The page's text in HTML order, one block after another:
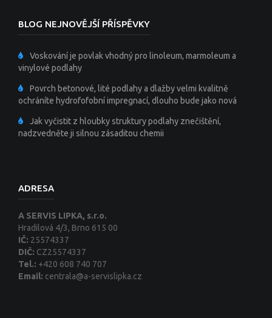
BLOG NEJNOVĚJŠÍ PŘÍSPĚVKY
Voskování je povlak vhodný pro linoleum, marmoleum a
vinylové podlahy
Povrch betonové, lité podlahy a dlažby velmi kvalitně
ochráníte hydrofofobní impregnací, dlouho bude jako nová
Jak vyčistit z hloubky struktury podlahy znečištění,
nadzvedněte ji silnou zásaditou chemii
ADRESA
A SERVIS LIPKA, s.r.o.
Hradilová 4/3, Brno 615 00
IČ: 25574337
DIČ: CZ25574337
Tel.: +420 608 740 707
Email: centrala@a-servislipka.cz